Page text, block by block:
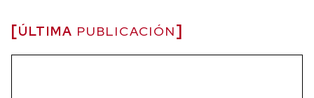
ÚLTIMA PUBLICACIÓN